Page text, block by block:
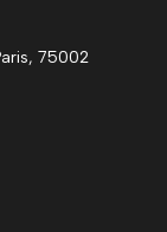
75002